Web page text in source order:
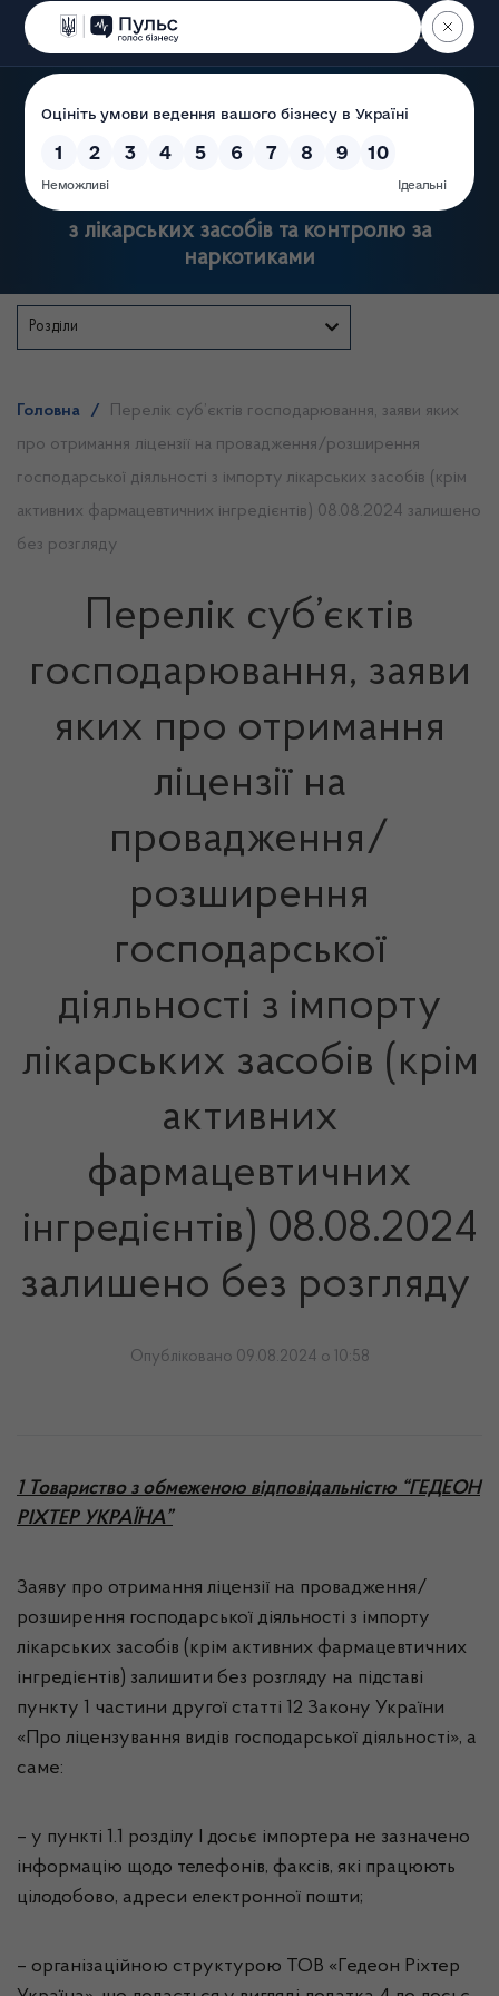
Пошук
Державна служба України
з лікарських засобів та контролю за
наркотиками
Розділи
Головна /
Перелік суб’єктів господарювання, заяви яких
про отримання ліцензії на провадження/розширення
господарської діяльності з імпорту лікарських засобів (крім
активних фармацевтичних інгредієнтів) 08.08.2024 залишено
без розгляду
Перелік суб’єктів
господарювання, заяви
яких про отримання
ліцензії на
провадження/
розширення
господарської
діяльності з імпорту
лікарських засобів (крім
активних
фармацевтичних
інгредієнтів) 08.08.2024
залишено без розгляду
Опубліковано 09.08.2024 о 10:58
1 Товариство з обмеженою відповідальністю “ГЕДЕОН
РІХТЕР УКРАЇНА”
Заяву про отримання ліцензії на провадження/
розширення господарської діяльності з імпорту
лікарських засобів (крім активних фармацевтичних
інгредієнтів) залишити без розгляду на підставі
пункту 1 частини другої статті 12 Закону України
«Про ліцензування видів господарської діяльності», а
саме:
– у пункті 1.1 розділу І досьє імпортера не зазначено
інформацію щодо телефонів, факсів, які працюють
цілодобово, адреси електронної пошти;
– організаційною структурою ТОВ «Гедеон Ріхтер